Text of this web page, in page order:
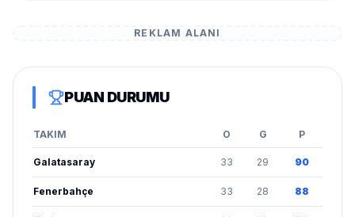
REKLAM ALANI
PUAN DURUMU
TAKIM O G P
Galatasaray 33 29 90
Fenerbahçe 33 28 88